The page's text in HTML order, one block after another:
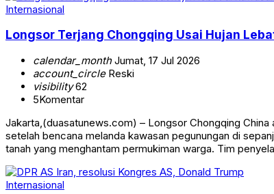
Internasional
Longsor Terjang Chongqing Usai Hujan
calendar_monthJumat, 17 Jul 2026
account_circleReski
visibility62
5Komentar
Jakarta,(duasatunews.com) – Longsor Chongqing
setelah bencana melanda kawasan pegunungan di
tanah yang menghantam permukiman warga. Tim
Internasional